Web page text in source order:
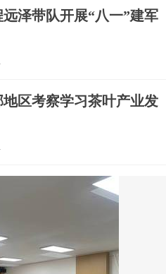
泽带队开展“八一”建军
区考察学习茶叶产业发